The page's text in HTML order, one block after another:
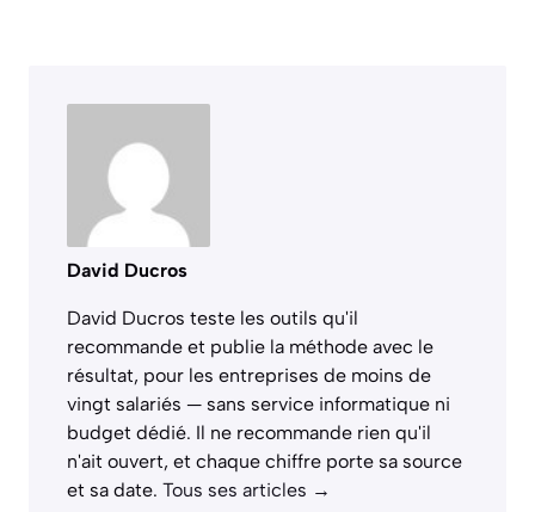
David Ducros
David Ducros teste les outils qu'il
recommande et publie la méthode avec le
résultat, pour les entreprises de moins de
vingt salariés — sans service informatique ni
budget dédié. Il ne recommande rien qu'il
n'ait ouvert, et chaque chiffre porte sa source
et sa date. Tous ses articles →